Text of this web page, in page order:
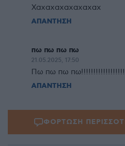
Χαχαχαχαχαχαχαχ
ΑΠΑΝΤΗΣΗ
πω πω πω πω
21.05.2025, 17:50
Πω πω πω πω!!!!!!!!!!!!!!!!!!
ΑΠΑΝΤΗΣΗ
ΦΟΡΤΩΣΗ